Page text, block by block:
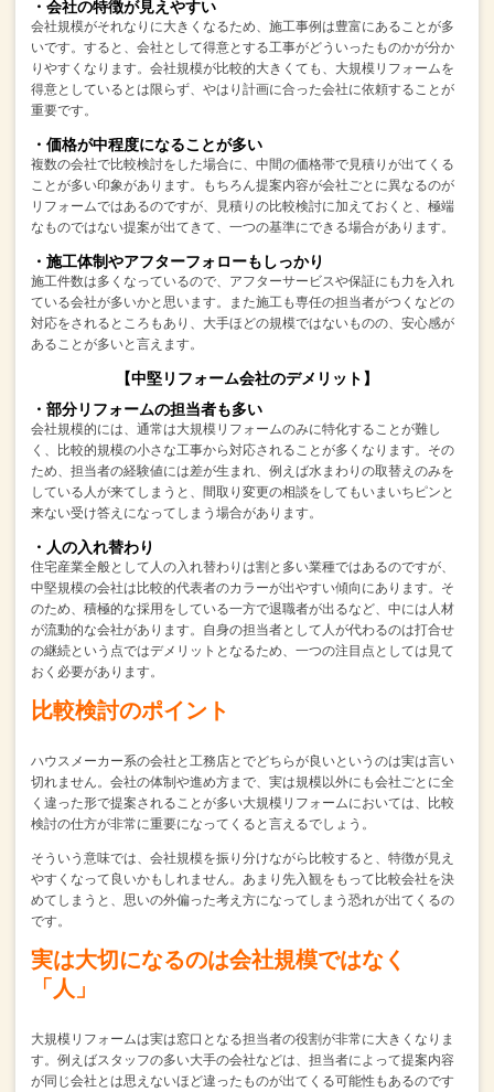
・会社の特徴が見えやすい
会社規模がそれなりに大きくなるため、施工事例は豊富にあることが多
いです。 すると、会社として得意とする工事がどういったものかが分か
りやすくなります。 会社規模が比較的大きくても、大規模リフォームを
得意としているとは限らず、 やはり計画に合った会社に依頼することが
重要です。
・価格が中程度になることが多い
複数の会社で比較検討をした場合に、中間の価格帯で見積りが出てくる
ことが多い印象があります。
もちろん提案内容が会社ごとに異なるのが
リフォームではあるのですが、
見積りの比較検討に加えておくと、極端
なものではない提案が出てきて、 一つの基準にできる場合があります。
・施工体制やアフターフォローもしっかり
施工件数は多くなっているので、アフターサービスや保証にも力を入れ
ている会社が多いかと思います。
また施工も専任の担当者がつくなどの
対応をされるところもあり、 大手ほどの規模ではないものの、安心感が
あることが多いと言えます。
【中堅リフォーム会社のデメリット】
・部分リフォームの担当者も多い
会社規模的には、通常は大規模リフォームのみに特化することが難し
く、 比較的規模の小さな工事から対応されることが多くなります。 その
ため、担当者の経験値には差が生まれ、例えば水まわりの取替えのみを
している人が来てしまうと、 間取り変更の相談をしてもいまいちピンと
来ない受け答えになってしまう場合があります。
・人の入れ替わり
住宅産業全般として人の入れ替わりは割と多い業種ではあるのですが、
中堅規模の会社は比較的代表者のカラーが出やすい傾向にあります。 そ
のため、積極的な採用をしている一方で退職者が出るなど、中には人材
が流動的な会社があります。 自身の担当者として人が代わるのは打合せ
の継続という点ではデメリットとなるため、 一つの注目点としては見て
おく必要があります。
比較検討のポイント
ハウスメーカー系の会社と工務店とでどちらが良いというのは実は言い
切れません。 会社の体制や進め方まで、実は規模以外にも会社ごとに全
く違った形で提案されることが多い大規模リフォームにおいては、 比較
検討の仕方が非常に重要になってくると言えるでしょう。
そういう意味では、会社規模を振り分けながら比較すると、 特徴が見え
やすくなって良いかもしれません。 あまり先入観をもって比較会社を決
めてしまうと、思いの外偏った考え方になってしまう恐れが出てくるの
です。
実は大切になるのは会社規模ではなく
「人」
大規模リフォームは実は窓口となる担当者の役割が非常に大きくなりま
す。 例えばスタッフの多い大手の会社などは、 担当者によって提案内容
が同じ会社とは思えないほど違ったものが出てくる可能性もあるのです